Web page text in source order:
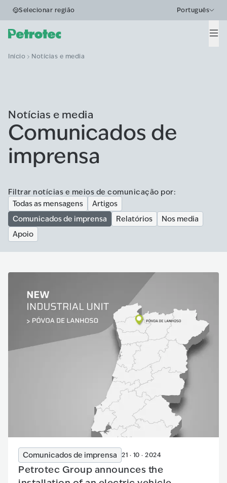
Selecionar região Português
Início Notícias e media
Notícias e media
Comunicados de
imprensa
Filtrar notícias e meios de comunicação por:
Todas as mensagens
Artigos
Comunicados de imprensa
Relatórios
Nos media
Apoio
Comunicados de imprensa 21 · 10 · 2024
Petrotec Group announces the